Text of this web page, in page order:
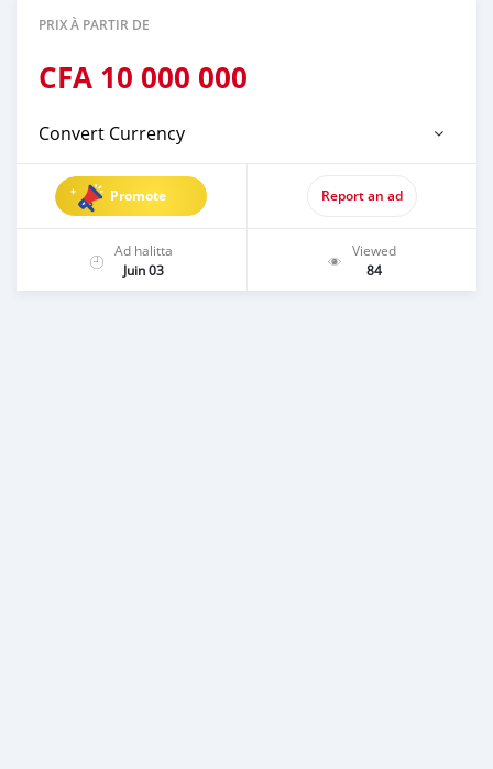
PRIX À PARTIR DE
CFA 10 000 000
Convert Currency
Promote Report an ad
Ad halitta
Juin 03
Viewed
84